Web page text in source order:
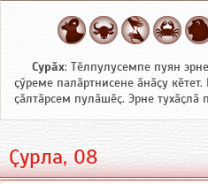
Сурӑх: Тӗлпулусемпе пуян
ҫӳреме палӑртнисене ӑнӑҫу
ҫӑлтӑрсем пулӑшӗҫ. Эрне
Ҫурла, 08